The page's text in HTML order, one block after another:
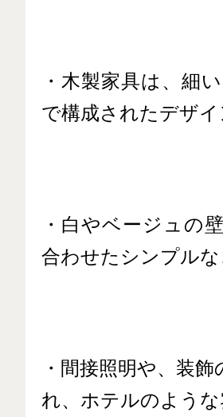
・木製家具は、細
で構成されたデザイ
・白やベージュの
合わせたシンプル
・間接照明や、装
れ、ホテルのような